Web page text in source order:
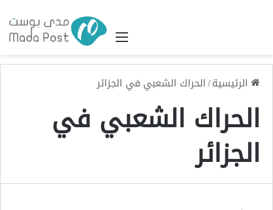
القائمة
الرئيسية/الحراك الشعبي في الجزائر
الحراك الشعبي في
الجزائر